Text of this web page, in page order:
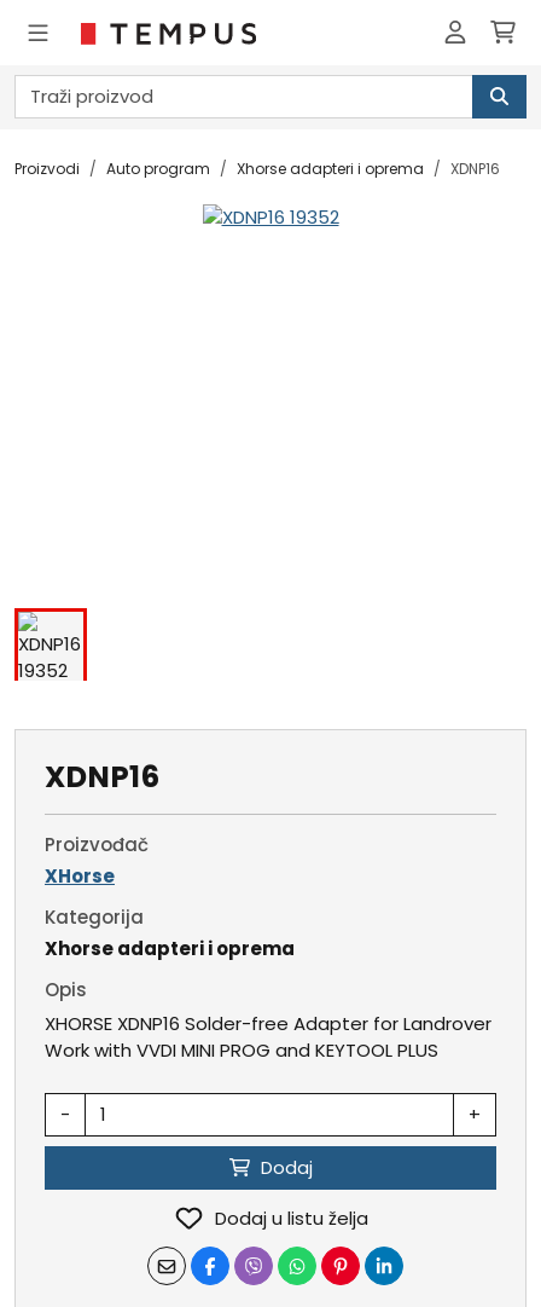
Proizvodi Auto program Xhorse adapteri i oprema XDNP16
XDNP16
Proizvođač
XHorse
Kategorija
Xhorse adapteri i oprema
Opis
XHORSE XDNP16 Solder-free Adapter for Landrover
Work with VVDI MINI PROG and KEYTOOL PLUS
- +
Dodaj
Dodaj u listu želja